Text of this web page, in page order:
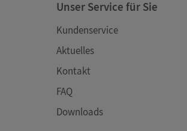
Unser Service für Sie
Kundenservice
Aktuelles
Kontakt
FAQ
Downloads